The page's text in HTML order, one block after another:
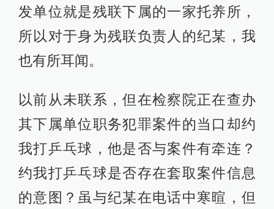
发单位就是残联下属的一家托养所，
所以对于身为残联负责人的纪某，我
也有所耳闻。
以前从未联系，但在检察院正在查办
其下属单位职务犯罪案件的当口却约
我打乒乓球，他是否与案件有牵连？
约我打乒乓球是否存在套取案件信息
的意图？虽与纪某在电话中寒暄，但